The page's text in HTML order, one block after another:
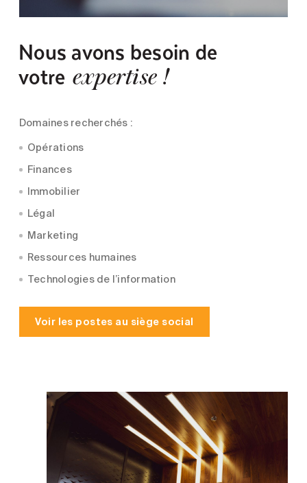
Nous avons besoin de
votre expertise !
Domaines recherchés :
Opérations
Finances
Immobilier
Légal
Marketing
Ressources humaines
Technologies de l’information
Voir les postes au siège social